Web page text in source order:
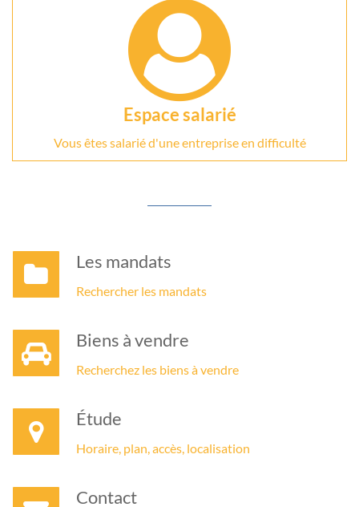
Espace salarié
Vous êtes salarié d'une entreprise en difficulté
Les mandats
Rechercher les mandats
Biens à vendre
Recherchez les biens à vendre
Étude
Horaire, plan, accès, localisation
Contact